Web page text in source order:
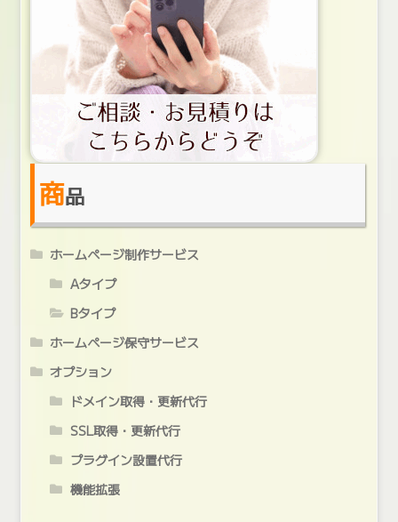
商品
ホームページ制作サービス
Aタイプ
Bタイプ
ホームページ保守サービス
オプション
ドメイン取得・更新代行
SSL取得・更新代行
プラグイン設置代行
機能拡張